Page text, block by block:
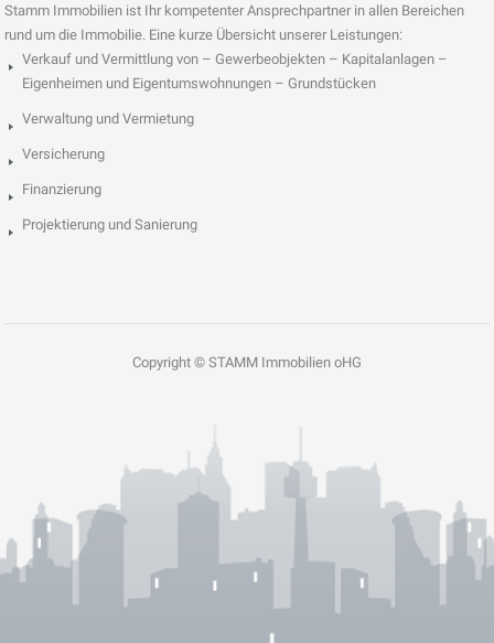
Stamm Immobilien ist Ihr kompetenter Ansprechpartner in allen Bereichen
rund um die Immobilie. Eine kurze Übersicht unserer Leistungen:
Verkauf und Vermittlung von – Gewerbeobjekten – Kapitalanlagen –
Eigenheimen und Eigentumswohnungen – Grundstücken
Verwaltung und Vermietung
Versicherung
Finanzierung
Projektierung und Sanierung
Copyright © STAMM Immobilien oHG